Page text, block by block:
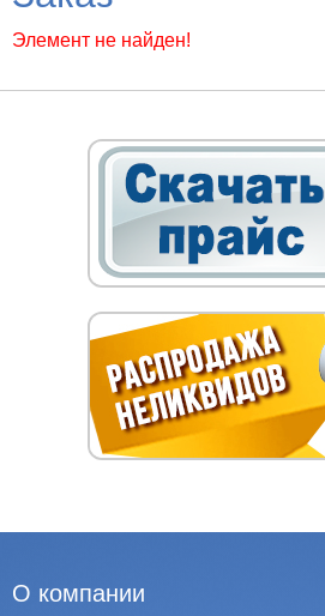
Элемент не найден!
О компании